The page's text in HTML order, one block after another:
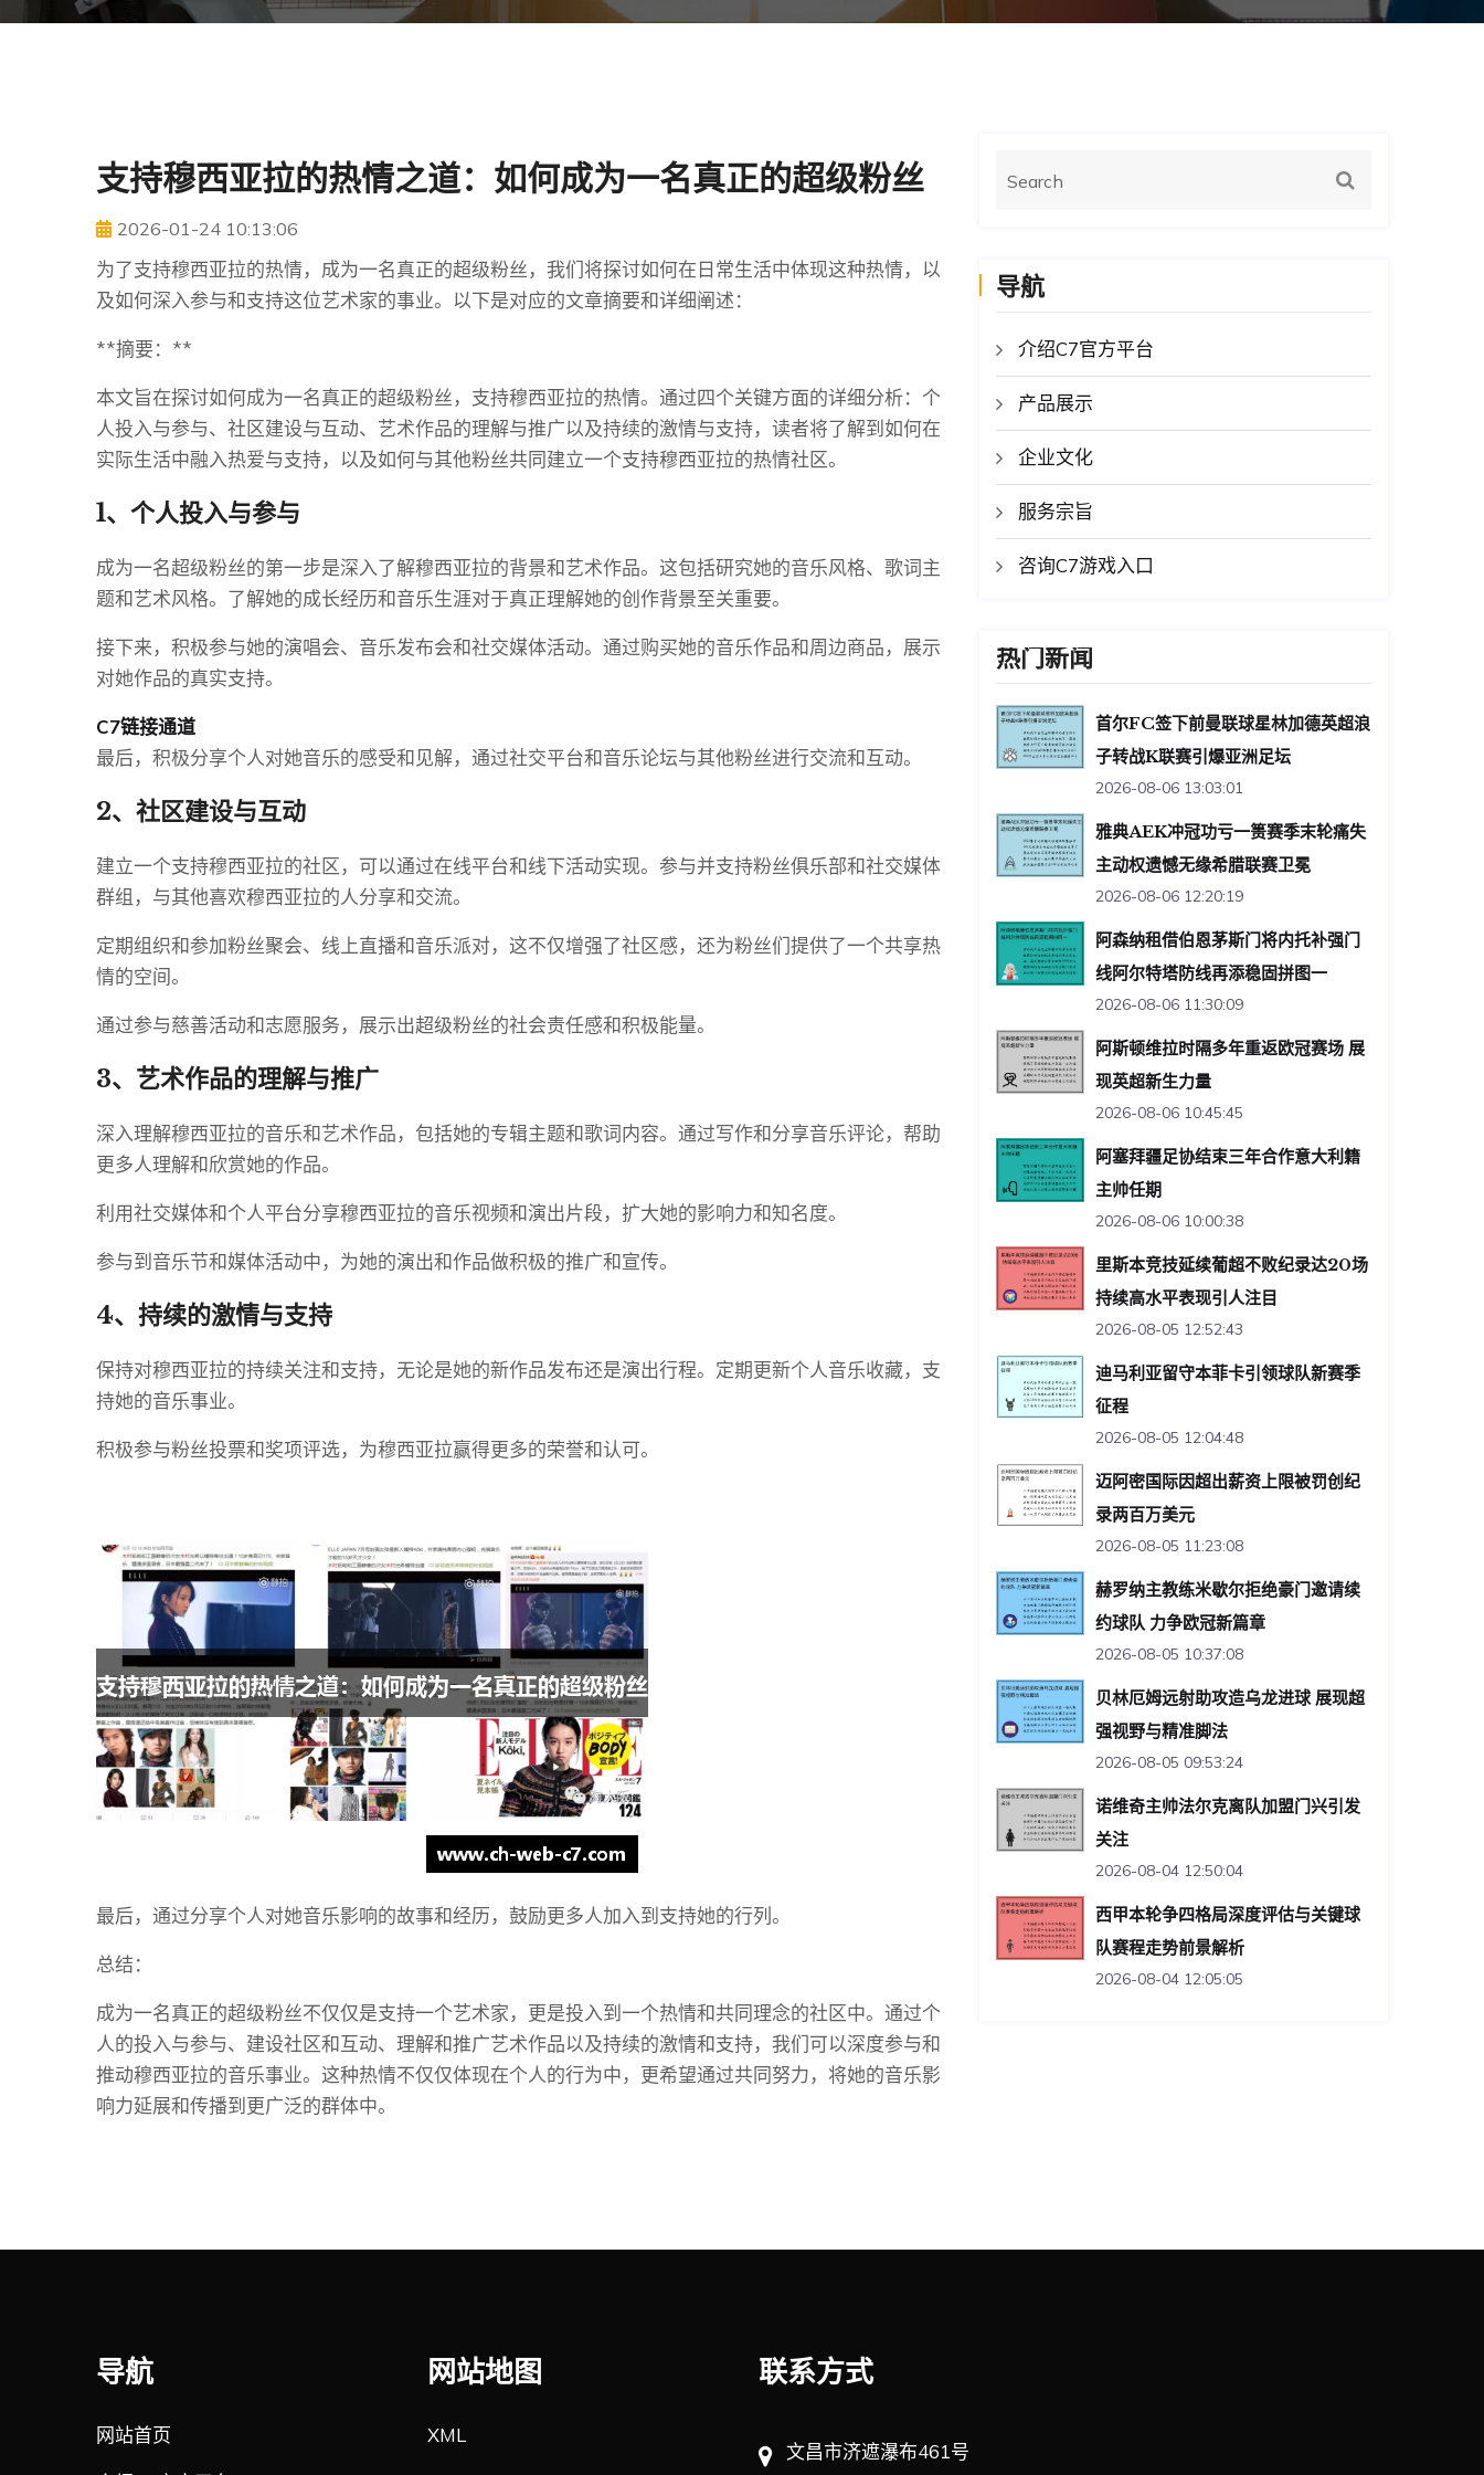
支持穆西亚拉的热情之道：如何成为一名真正的超级粉丝
2026-01-24 10:13:06
为了支持穆西亚拉的热情，成为一名真正的超级粉丝，我们将探讨如何在日常生活中体现这种热情，以
及如何深入参与和支持这位艺术家的事业。以下是对应的文章摘要和详细阐述：
**摘要：**
本文旨在探讨如何成为一名真正的超级粉丝，支持穆西亚拉的热情。通过四个关键方面的详细分析：个
人投入与参与、社区建设与互动、艺术作品的理解与推广以及持续的激情与支持，读者将了解到如何在
实际生活中融入热爱与支持，以及如何与其他粉丝共同建立一个支持穆西亚拉的热情社区。
1、个人投入与参与
成为一名超级粉丝的第一步是深入了解穆西亚拉的背景和艺术作品。这包括研究她的音乐风格、歌词主
题和艺术风格。了解她的成长经历和音乐生涯对于真正理解她的创作背景至关重要。
接下来，积极参与她的演唱会、音乐发布会和社交媒体活动。通过购买她的音乐作品和周边商品，展示
对她作品的真实支持。
C7链接通道
最后，积极分享个人对她音乐的感受和见解，通过社交平台和音乐论坛与其他粉丝进行交流和互动。
2、社区建设与互动
建立一个支持穆西亚拉的社区，可以通过在线平台和线下活动实现。参与并支持粉丝俱乐部和社交媒体
群组，与其他喜欢穆西亚拉的人分享和交流。
定期组织和参加粉丝聚会、线上直播和音乐派对，这不仅增强了社区感，还为粉丝们提供了一个共享热
情的空间。
通过参与慈善活动和志愿服务，展示出超级粉丝的社会责任感和积极能量。
3、艺术作品的理解与推广
深入理解穆西亚拉的音乐和艺术作品，包括她的专辑主题和歌词内容。通过写作和分享音乐评论，帮助
更多人理解和欣赏她的作品。
利用社交媒体和个人平台分享穆西亚拉的音乐视频和演出片段，扩大她的影响力和知名度。
参与到音乐节和媒体活动中，为她的演出和作品做积极的推广和宣传。
4、持续的激情与支持
保持对穆西亚拉的持续关注和支持，无论是她的新作品发布还是演出行程。定期更新个人音乐收藏，支
持她的音乐事业。
积极参与粉丝投票和奖项评选，为穆西亚拉赢得更多的荣誉和认可。
最后，通过分享个人对她音乐影响的故事和经历，鼓励更多人加入到支持她的行列。
总结：
成为一名真正的超级粉丝不仅仅是支持一个艺术家，更是投入到一个热情和共同理念的社区中。通过个
人的投入与参与、建设社区和互动、理解和推广艺术作品以及持续的激情和支持，我们可以深度参与和
推动穆西亚拉的音乐事业。这种热情不仅仅体现在个人的行为中，更希望通过共同努力，将她的音乐影
响力延展和传播到更广泛的群体中。
导航
介绍C7官方平台
产品展示
企业文化
服务宗旨
咨询C7游戏入口
热门新闻
首尔FC签下前曼联球星林加德英超浪
子转战K联赛引爆亚洲足坛
2026-08-06 13:03:01
雅典AEK冲冠功亏一篑赛季末轮痛失
主动权遗憾无缘希腊联赛卫冕
2026-08-06 12:20:19
阿森纳租借伯恩茅斯门将内托补强门
线阿尔特塔防线再添稳固拼图一
2026-08-06 11:30:09
阿斯顿维拉时隔多年重返欧冠赛场 展
现英超新生力量
2026-08-06 10:45:45
阿塞拜疆足协结束三年合作意大利籍
主帅任期
2026-08-06 10:00:38
里斯本竞技延续葡超不败纪录达20场
持续高水平表现引人注目
2026-08-05 12:52:43
迪马利亚留守本菲卡引领球队新赛季
征程
2026-08-05 12:04:48
迈阿密国际因超出薪资上限被罚创纪
录两百万美元
2026-08-05 11:23:08
赫罗纳主教练米歇尔拒绝豪门邀请续
约球队 力争欧冠新篇章
2026-08-05 10:37:08
贝林厄姆远射助攻造乌龙进球 展现超
强视野与精准脚法
2026-08-05 09:53:24
诺维奇主帅法尔克离队加盟门兴引发
关注
2026-08-04 12:50:04
西甲本轮争四格局深度评估与关键球
队赛程走势前景解析
2026-08-04 12:05:05
导航
网站首页
网站地图
XML
联系方式
文昌市济遮瀑布461号